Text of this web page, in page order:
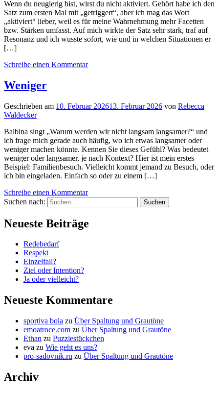
Wenn du neugierig bist, wirst du nicht aktiviert. Gehört habe ich den
Satz zum ersten Mal mit „getriggert“, aber ich mag das Wort
„aktiviert“ lieber, weil es für meine Wahrnehmung mehr Facetten
bzw. Stärken umfasst. Auf mich wirkte der Satz sehr stark, traf auf
Resonanz und ich wusste sofort, wie und in welchen Situationen er
[…]
Schreibe einen Kommentar
Weniger
Geschrieben am 10. Februar 202613. Februar 2026 von Rebecca
Waldecker
Balbina singt „Warum werden wir nicht langsam langsamer?“ und
ich frage mich gerade auch häufig, wo ich etwas langsamer oder
weniger machen könnte. Kennen Sie dieses Gefühl? Was bedeutet
weniger oder langsamer, je nach Kontext? Hier ist mein erstes
Beispiel: Familienbesuch. Vielleicht kommt jemand zu Besuch, oder
ich bin eingeladen. Einfach so oder zu einem […]
Schreibe einen Kommentar
Suchen nach:
Neueste Beiträge
Redebedarf
Respekt
Einzelfall?
Ziel oder Intention?
Ja oder vielleicht?
Neueste Kommentare
sportiva bola zu Über Spaltung und Grautöne
emoatroce.com zu Über Spaltung und Grautöne
Ethan zu Puzzlestückchen
eva zu Wie geht es uns?
pro-sadovnik.ru zu Über Spaltung und Grautöne
Archiv